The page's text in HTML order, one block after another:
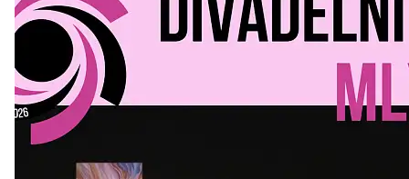
Kultura a volný čas
Divadelní mlýn. 15. až 18. října KD
MLEJN. Vstupenky již v prodeji.
Přijďte na přátelský festival divadla a inspirace 15. až 18.
října 2026 Vstupenky již v prodeji na GOOUT -
https://divadelnimlyn.cz/vstupenky Představ si čtyři dny